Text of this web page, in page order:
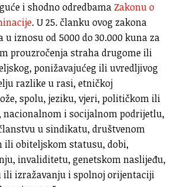
i shodno odredbama Zakonu o
. U 25. članku ovog zakona
u iznosu od 5000 do 30.000 kuna za
prouzročenja straha drugome ili
ponižavajućeg ili uvredljivog
razlike u rasi, etničkoj
spolu, jeziku, vjeri, političkom ili
nacionalnom i socijalnom podrijetlu,
u sindikatu, društvenom
ili obiteljskom statusu, dobi,
invaliditetu, genetskom naslijeđu,
izražavanju i spolnoj orijentaciji